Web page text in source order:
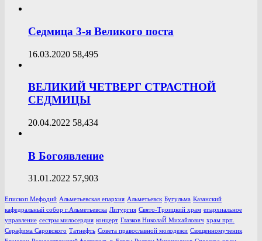
Седмица 3-я Великого поста
16.03.2020 58,495
ВЕЛИКИЙ ЧЕТВЕРГ СТРАСТНОЙ
СЕДМИЦЫ
20.04.2022 58,434
В Богоявление
31.01.2022 57,903
Епископ Мефодий Альметьевская епархия Альметьевск Бугульма Казанский
кафедральный собор г.Альметьевска Литургия Свято-Троицкий храм епархиальное
управление сестры милосердия концерт Глазков НиколаЙ Михайлович храм прп.
Серафима Саровского Татнефть Совета православной молодежи Священномученик